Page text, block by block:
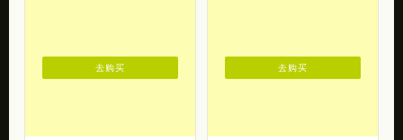
去购买 去购买